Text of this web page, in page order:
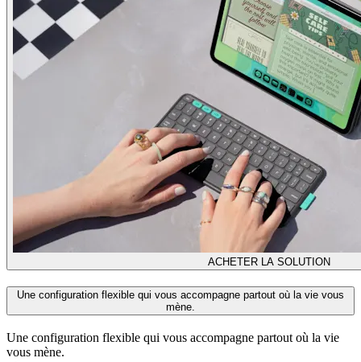
ACHETER LA SOLUTION
Une configuration flexible qui vous accompagne partout où la vie vous
mène.
Une configuration flexible qui vous accompagne partout où la vie
vous mène.